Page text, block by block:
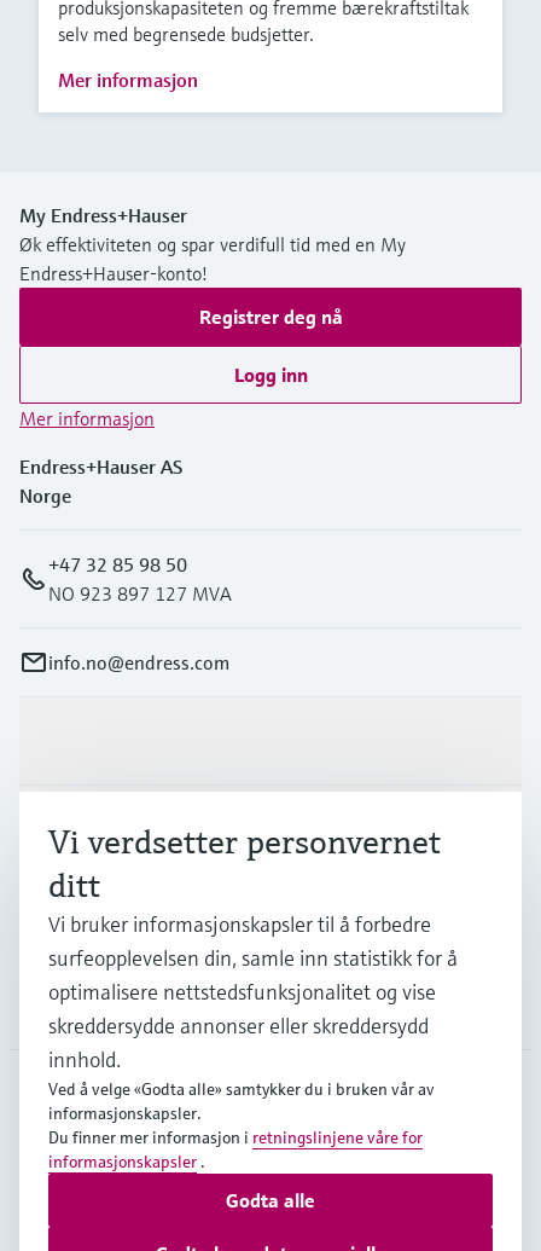
produksjonskapasiteten og fremme bærekraftstiltak
selv med begrensede budsjetter.
Mer informasjon
My Endress+Hauser
Øk effektiviteten og spar verdifull tid med en My
Endress+Hauser-konto!
Registrer deg nå
Logg inn
Mer informasjon
Endress+Hauser AS
Norge
+47 32 85 98 50
NO 923 897 127 MVA
info.no@endress.com
Industrier
Kundestøtte
Selskapet
NOR•Norsk
Opphavsrett © Endress+Hauser Group Services AG
Impressum nettside
Vilkår for bruk Personvern
Vi verdsetter personvernet
ditt
Vi bruker informasjonskapsler til å forbedre
surfeopplevelsen din, samle inn statistikk for å
optimalisere nettstedsfunksjonalitet og vise
skreddersydde annonser eller skreddersydd
innhold.
Ved å velge «Godta alle» samtykker du i bruken vår av
informasjonskapsler.
Du finner mer informasjon i retningslinjene våre for
informasjonskapsler .
Godta alle